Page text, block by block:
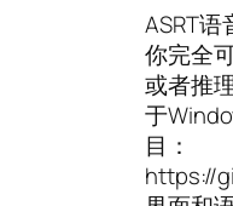
ASRT
你完全
或者推
于
目：
https://